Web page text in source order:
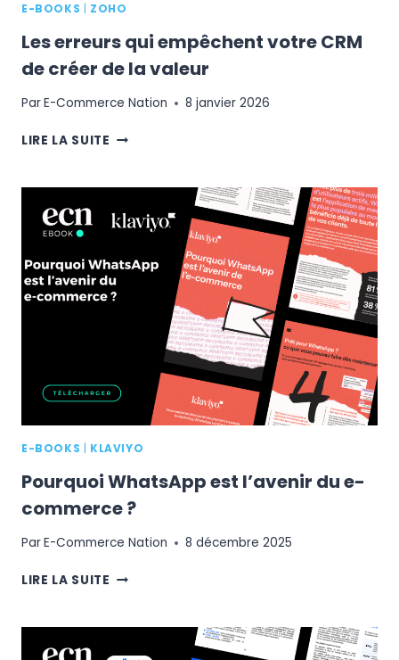
E-BOOKS ZOHO
Les erreurs qui empêchent votre CRM
de créer de la valeur
ParE-Commerce Nation 8 janvier 2026
LIRE LA SUITE LES
EMPÊCHENT
VOTRE
CRM
CRÉER
DE
LA
E-BOOKS KLAVIYO
Pourquoi WhatsApp est l’avenir du e-
commerce ?
ParE-Commerce Nation 8 décembre 2025
LIRE LA SUITE POURQUOI
L’AVENIR